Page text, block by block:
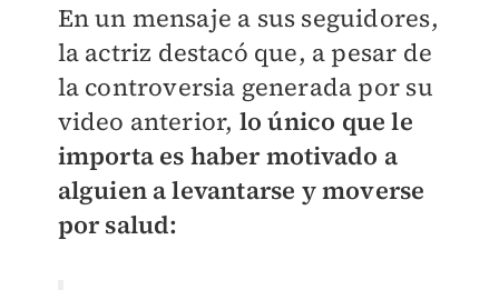
En un mensaje a sus seguidores,
la actriz destacó que, a pesar de
la controversia generada por su
video anterior, lo único que le
importa es haber motivado a
alguien a levantarse y moverse
por salud: